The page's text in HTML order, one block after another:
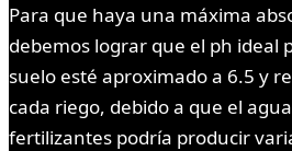
Para que haya una máxima
debemos lograr que el ph ideal
suelo esté aproximado a 6.5 y
cada riego, debido a que el
fertilizantes podría producir